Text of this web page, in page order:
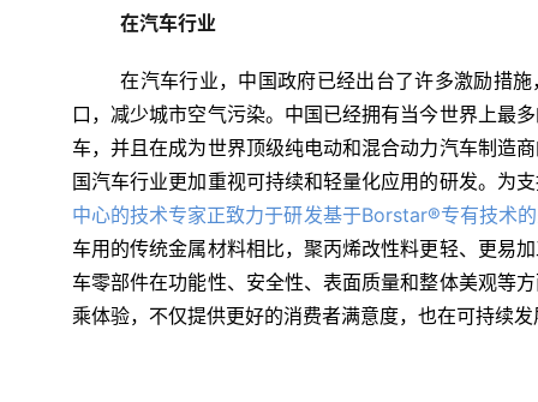
在汽车行业
在汽车行业，中国政府已经出台了许多激励措
口，减少城市空气污染。中国已经拥有当今世界上最
车，并且在成为世界顶级纯电动和混合动力汽车制造
国汽车行业更加重视可持续和轻量化应用的研发。为
中心的技术专家正致力于研发基于Borstar®专有技术
车用的传统金属材料相比，聚丙烯改性料更轻、更易
车零部件在功能性、安全性、表面质量和整体美观等
乘体验，不仅提供更好的消费者满意度，也在可持续